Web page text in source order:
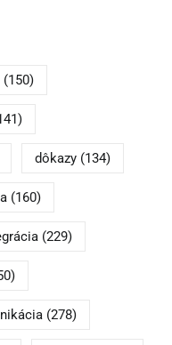
(150)
dôkazy(134)
(160)
(229)
(278)